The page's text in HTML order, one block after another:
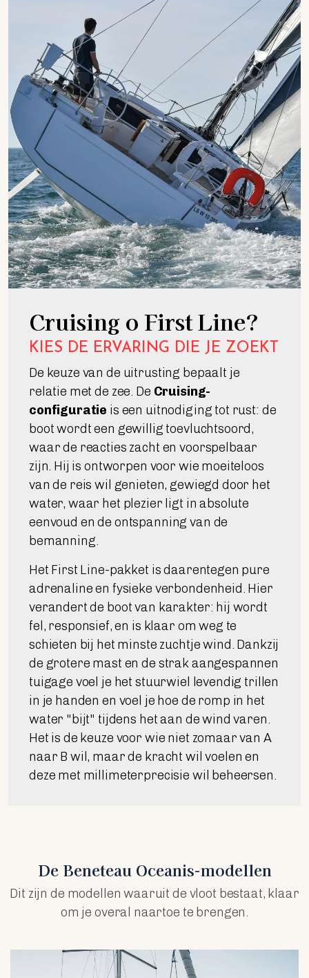
Cruising o First Line?
KIES DE ERVARING DIE JE ZOEKT
De keuze van de uitrusting bepaalt je
relatie met de zee. De Cruising-
configuratie is een uitnodiging tot rust: de
boot wordt een gewillig toevluchtsoord,
waar de reacties zacht en voorspelbaar
zijn. Hij is ontworpen voor wie moeiteloos
van de reis wil genieten, gewiegd door het
water, waar het plezier ligt in absolute
eenvoud en de ontspanning van de
bemanning.
Het First Line-pakket is daarentegen pure
adrenaline en fysieke verbondenheid. Hier
verandert de boot van karakter: hij wordt
fel, responsief, en is klaar om weg te
schieten bij het minste zuchtje wind. Dankzij
de grotere mast en de strak aangespannen
tuigage voel je het stuurwiel levendig trillen
in je handen en voel je hoe de romp in het
water "bijt" tijdens het aan de wind varen.
Het is de keuze voor wie niet zomaar van A
naar B wil, maar de kracht wil voelen en
deze met millimeterprecisie wil beheersen.
De Beneteau Oceanis-modellen
Dit zijn de modellen waaruit de vloot bestaat, klaar
om je overal naartoe te brengen.